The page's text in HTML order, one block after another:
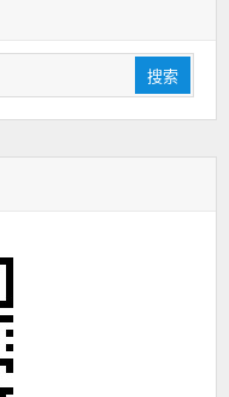
搜索